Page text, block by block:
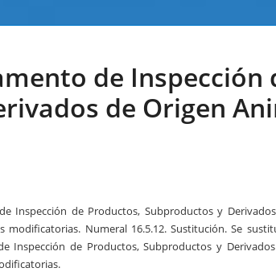
de Inspección
de Origen
Inspección de Productos, Subproductos y
modificatorias. Numeral 16.5.12. Sustitución. Se
Inspección de Productos, Subproductos y